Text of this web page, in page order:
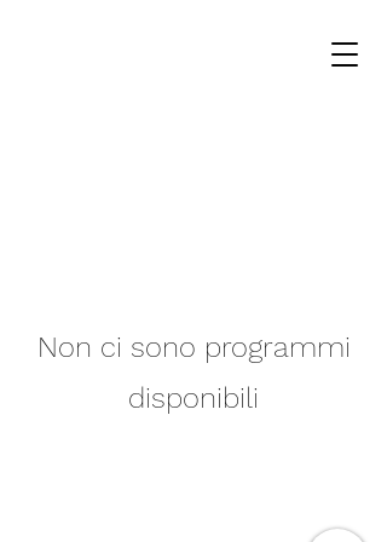
Non ci sono programmi
disponibili